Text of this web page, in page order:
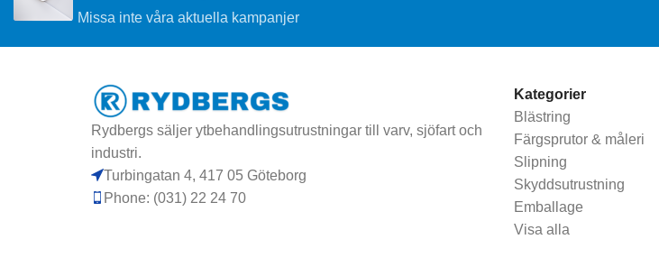
Missa inte våra aktuella kampanjer
Rydbergs säljer ytbehandlingsutrustningar till varv, sjöfart och
industri.
Turbingatan 4, 417 05 Göteborg
Phone: (031) 22 24 70
Kategorier
Blästring
Färgsprutor & måleri
Slipning
Skyddsutrustning
Emballage
Visa alla